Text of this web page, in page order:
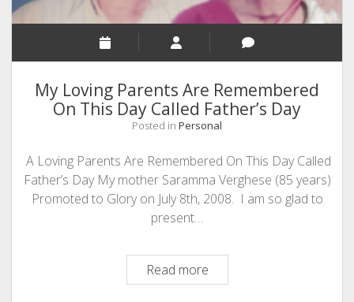
My Loving Parents Are Remembered
On This Day Called Father’s Day
Posted in Personal
A Loving Parents Are Remembered On This Day Called
Father’s Day My mother Saramma Verghese (85 years)
Promoted to Glory on July 8th, 2008. I am so glad to
present…
Read moreMy
Loving